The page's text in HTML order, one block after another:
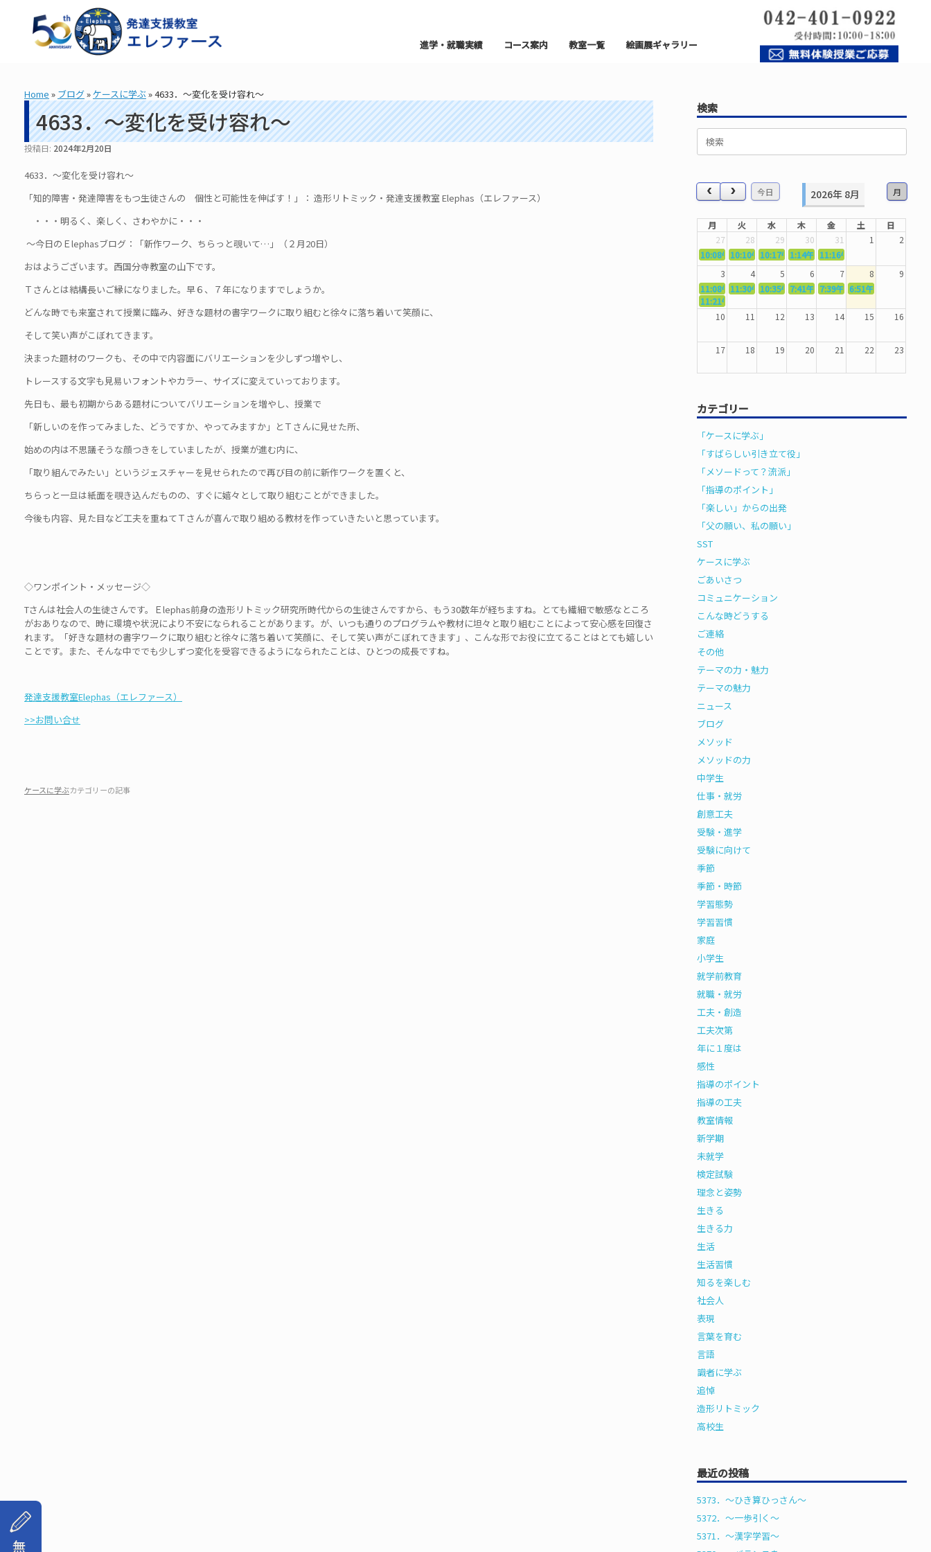
進学・就職実績 コース案内 教室一覧 絵画展ギャラリー
Home » ブログ»ケースに学ぶ »4633．～変化を受け容れ～
4633．～変化を受け容れ～
投稿日: 2024年2月20日
4633．～変化を受け容れ～
「知的障害・発達障害をもつ生徒さんの 個性と可能性を伸ばす！」： 造形リトミック・発達支援教室 Elephas（エレファース）
・・・明るく、楽しく、さわやかに・・・
～今日のＥlephasブログ：「新作ワーク、ちらっと覗いて…」（２月20日）
おはようございます。西国分寺教室の山下です。
Ｔさんとは結構長いご縁になりました。早６、７年になりますでしょうか。
どんな時でも来室されて授業に臨み、好きな題材の書字ワークに取り組むと徐々に落ち着いて笑顔に、
そして笑い声がこぼれてきます。
決まった題材のワークも、その中で内容面にバリエーションを少しずつ増やし、
トレースする文字も見易いフォントやカラー、サイズに変えていっております。
先日も、最も初期からある題材についてバリエーションを増やし、授業で
「新しいのを作ってみました、どうですか、やってみますか」とＴさんに見せた所、
始めの内は不思議そうな顔つきをしていましたが、授業が進む内に、
「取り組んでみたい」というジェスチャーを見せられたので再び目の前に新作ワークを置くと、
ちらっと一旦は紙面を覗き込んだものの、すぐに嬉々として取り組むことができました。
今後も内容、見た目など工夫を重ねてＴさんが喜んで取り組める教材を作っていきたいと思っています。
◇ワンポイント・メッセージ◇
Tさんは社会人の生徒さんです。Ｅlephas前身の造形リトミック研究所時代からの生徒さんですから、もう30数年が経ちますね。とても繊細で敏感なところ
がおありなので、時に環境や状況により不安になられることがあります。が、いつも通りのプログラムや教材に坦々と取り組むことによって安心感を回復さ
れます。「好きな題材の書字ワークに取り組むと徐々に落ち着いて笑顔に、そして笑い声がこぼれてきます」、こんな形でお役に立てることはとても嬉しい
ことです。また、そんな中ででも少しずつ変化を受容できるようになられたことは、ひとつの成長ですね。
発達支援教室Elephas（エレファース）
>>お問い合せ
ケースに学ぶカテゴリーの記事
検索
検
今日 月
2026年 8月
月 火 水 木 金 土
日
27
28 29 30 31 1
2
10:08午前5362．～国語力を〜
10:10午前5363．～自信を〜
10:17午前5364．～信じて待つ〜
1:14午後5365．～計画的に〜
11:16午前
3
4 5 6 7 8
9
11:08午前5367．～機能を育てる〜
11:30午前5369．～歌唱造形〜
10:35午前5370．～バランスを〜
7:41午前5371．～漢字学習〜
7:39午前5372．～一歩引く
6:51午前
11:21午前
10
11 12 13 14 15 16
17 18 19 20 21 22 23
31 1 2 3 4 5 6
カテゴリー
「ケースに学ぶ」
「すばらしい引き立て役」
「メソードって？流派」
「指導のポイント」
「楽しい」からの出発
「父の願い、私の願い」
SST
ケースに学ぶ
ごあいさつ
コミュニケーション
こんな時どうする
ご連絡
その他
テーマの力・魅力
テーマの魅力
ニュース
ブログ
メソッド
メソッドの力
中学生
仕事・就労
創意工夫
受験・進学
受験に向けて
季節
季節・時節
学習態勢
学習習慣
家庭
小学生
就学前教育
就職・就労
工夫・創造
工夫次第
年に１度は
感性
指導のポイント
指導の工夫
教室情報
新学期
未就学
検定試験
理念と姿勢
生きる
生きる力
生活
生活習慣
知るを楽しむ
社会人
表現
言葉を育む
言語
識者に学ぶ
追悼
造形リトミック
高校生
最近の投稿
5373．～ひき算ひっさん〜
5372．～一歩引く〜
5371．～漢字学習〜